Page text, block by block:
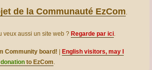
de la Communauté EzCom.
veux aussi un site web ? Regarde par ici.
Community board!
English visitors, may I
to EzCom.